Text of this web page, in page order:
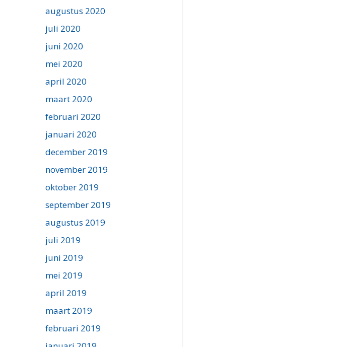
augustus 2020
juli 2020
juni 2020
mei 2020
april 2020
maart 2020
februari 2020
januari 2020
december 2019
november 2019
oktober 2019
september 2019
augustus 2019
juli 2019
juni 2019
mei 2019
april 2019
maart 2019
februari 2019